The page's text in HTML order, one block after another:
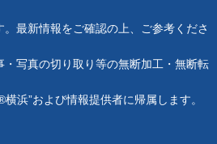
最新情報をご確認の上、ご参考くださ
・写真の切り取り等の無断加工・無断転
浜”および情報提供者に帰属します。